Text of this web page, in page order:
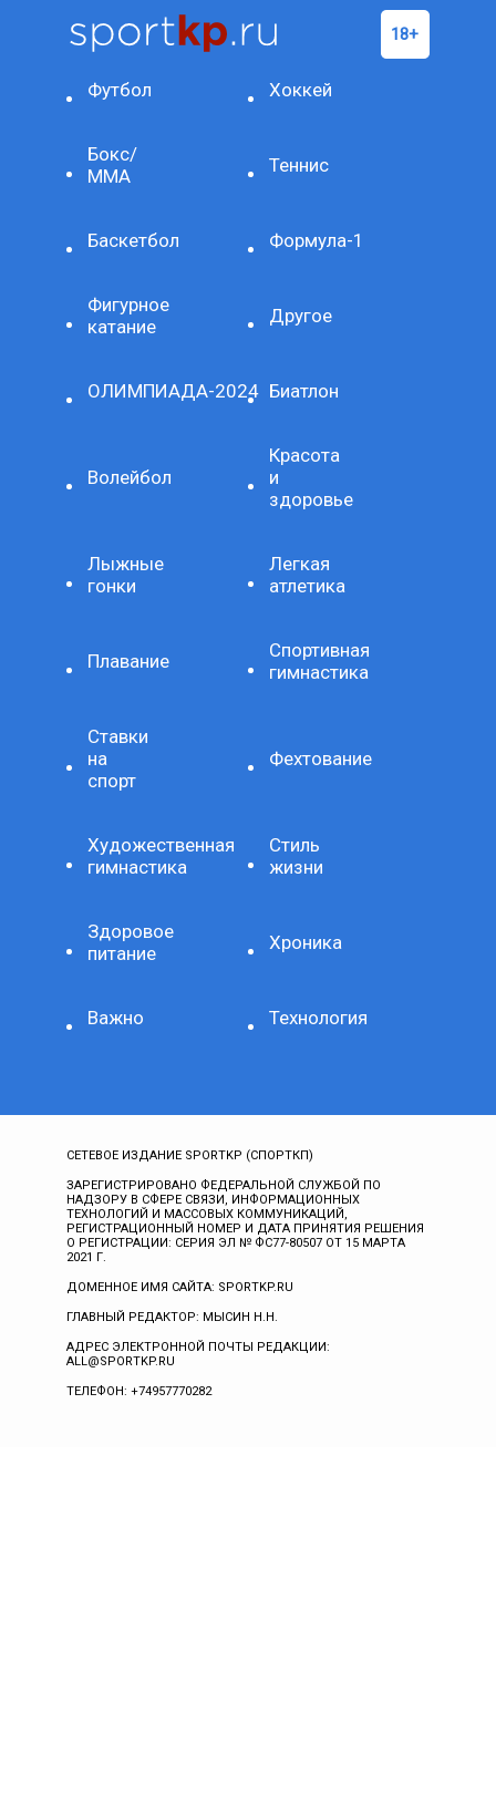
Футбол Хоккей
Бокс/
ММА
Теннис
Баскетбол Формула-1
Фигурное
катание
Другое
ОЛИМПИАДА-2024 Биатлон
Волейбол
Красота
и
здоровье
Лыжные
гонки
Легкая
атлетика
Плавание
Спортивная
гимнастика
Ставки
на
спорт
Фехтование
Художественная
гимнастика
Стиль
жизни
Здоровое
питание
Хроника
Важно Технология
СЕТЕВОЕ ИЗДАНИЕ SPORTKP (СПОРТКП)
ЗАРЕГИСТРИРОВАНО ФЕДЕРАЛЬНОЙ СЛУЖБОЙ ПО
НАДЗОРУ В СФЕРЕ СВЯЗИ, ИНФОРМАЦИОННЫХ
ТЕХНОЛОГИЙ И МАССОВЫХ КОММУНИКАЦИЙ,
РЕГИСТРАЦИОННЫЙ НОМЕР И ДАТА ПРИНЯТИЯ РЕШЕНИЯ
О РЕГИСТРАЦИИ: СЕРИЯ ЭЛ № ФС77-80507 ОТ 15 МАРТА
2021 Г.
ДОМЕННОЕ ИМЯ САЙТА: SPORTKP.RU
ГЛАВНЫЙ РЕДАКТОР: МЫСИН Н.Н.
АДРЕС ЭЛЕКТРОННОЙ ПОЧТЫ РЕДАКЦИИ:
ALL@SPORTKP.RU
ТЕЛЕФОН: +74957770282